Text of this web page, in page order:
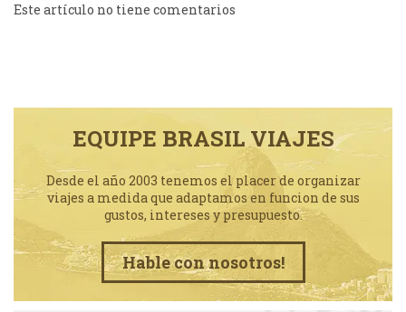
Este artículo no tiene comentarios
EQUIPE BRASIL VIAJES
Desde el año 2003 tenemos el placer de organizar
viajes a medida que adaptamos en funcion de sus
gustos, intereses y presupuesto.
Hable con nosotros!